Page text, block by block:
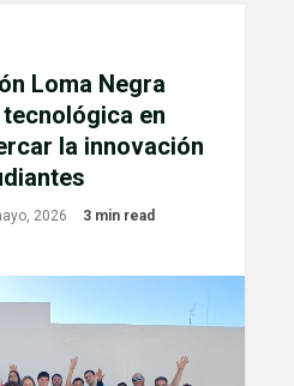
Loma Negra
en
la innovación
2026 3 min read